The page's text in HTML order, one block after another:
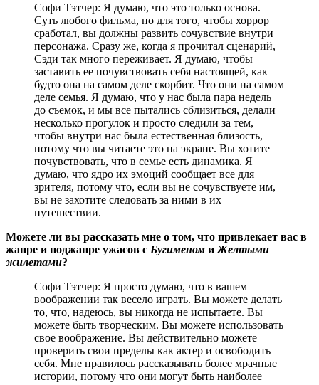
Софи Тэтчер: Я думаю, что это только основа.
Суть любого фильма, но для того, чтобы хоррор
сработал, вы должны развить сочувствие внутри
персонажа. Сразу же, когда я прочитал сценарий,
Сэди так много переживает. Я думаю, чтобы
заставить ее почувствовать себя настоящей, как
будто она на самом деле скорбит. Что они на самом
деле семья. Я думаю, что у нас была пара недель
до съемок, и мы все пытались сблизиться, делали
несколько прогулок и просто следили за тем,
чтобы внутри нас была естественная близость,
потому что вы читаете это на экране. Вы хотите
почувствовать, что в семье есть динамика. Я
думаю, что ядро ​​их эмоций сообщает все для
зрителя, потому что, если вы не сочувствуете им,
вы не захотите следовать за ними в их
путешествии.
Можете ли вы рассказать мне о том, что привлекает вас в
жанре и поджанре ужасов с Бугименом и Желтыми
жилетами?
Софи Тэтчер: Я просто думаю, что в вашем
воображении так весело играть. Вы можете делать
то, что, надеюсь, вы никогда не испытаете. Вы
можете быть творческим. Вы можете использовать
свое воображение. Вы действительно можете
проверить свои пределы как актер и освободить
себя. Мне нравилось рассказывать более мрачные
истории, потому что они могут быть наиболее